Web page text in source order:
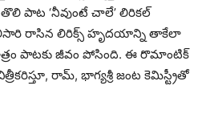
పాట ‘నీవుంటే చాలే’ లిరికల్
రాసిన లిరిక్స్ హృదయాన్ని తాకేలా
పాటకు జీవం పోసింది. ఈ రొమాంటిక్
రామ్, భాగ్యశ్రీ జంట కెమిస్ట్రీతో